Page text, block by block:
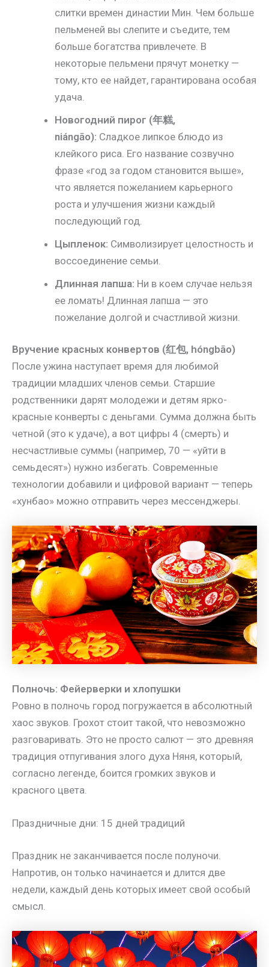
слитки времен династии Мин. Чем больше
пельменей вы слепите и съедите, тем
больше богатства привлечете. В
некоторые пельмени прячут монетку —
тому, кто ее найдет, гарантирована особая
удача.
Новогодний пирог (年糕,
niángāo): Сладкое липкое блюдо из
клейкого риса. Его название созвучно
фразе «год за годом становится выше»,
что является пожеланием карьерного
роста и улучшения жизни каждый
последующий год.
Цыпленок: Символизирует целостность и
воссоединение семьи.
Длинная лапша: Ни в коем случае нельзя
ее ломать! Длинная лапша — это
пожелание долгой и счастливой жизни.
Вручение красных конвертов (红包, hóngbāo)
После ужина наступает время для любимой
традиции младших членов семьи. Старшие
родственники дарят молодежи и детям ярко-
красные конверты с деньгами. Сумма должна быть
четной (это к удаче), а вот цифры 4 (смерть) и
несчастливые суммы (например, 70 — «уйти в
семьдесят») нужно избегать. Современные
технологии добавили и цифровой вариант — теперь
«хунбао» можно отправить через мессенджеры.
Полночь: Фейерверки и хлопушки
Ровно в полночь город погружается в абсолютный
хаос звуков. Грохот стоит такой, что невозможно
разговаривать. Это не просто салют — это древняя
традиция отпугивания злого духа Няня, который,
согласно легенде, боится громких звуков и
красного цвета.
Праздничные дни: 15 дней традиций
Праздник не заканчивается после полуночи.
Напротив, он только начинается и длится две
недели, каждый день которых имеет свой особый
смысл.